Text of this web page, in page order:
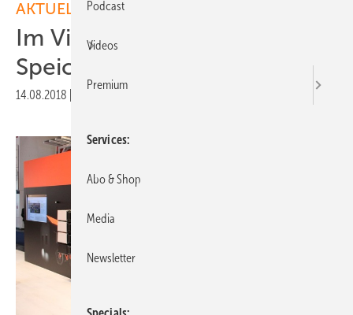
AKTUELLE MELDUNGEN
Im Video: Modulare
Speicherysteme im Vorteil
14.08.2018
Podcast
Videos
Premium
Services
Abo & Shop
Media
Newsletter